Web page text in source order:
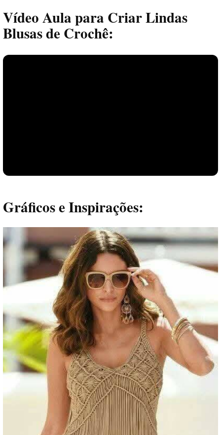
Vídeo Aula para Criar Lindas
Blusas de Crochê:
Reproduzir vídeo
Gráficos e Inspirações: